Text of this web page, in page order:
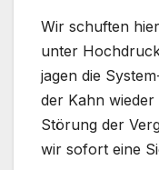
Wir schuften
unter
jagen die
der Kahn wieder
Störung der
wir sofort eine